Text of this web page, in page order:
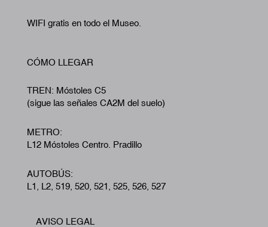
WIFI gratis en todo el Museo.
CÓMO LLEGAR
TREN: Móstoles C5
(sigue las señales CA2M del suelo)
METRO:
L12 Móstoles Centro. Pradillo
AUTOBÚS:
L1, L2, 519, 520, 521, 525, 526, 527
AVISO LEGAL